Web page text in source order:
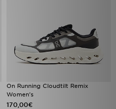
On Running Cloudtilt Remix
Women's
170,00€